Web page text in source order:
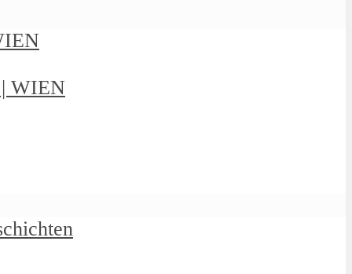
WIEN